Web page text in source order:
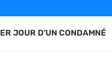
JOUR D'UN CONDAMNÉ